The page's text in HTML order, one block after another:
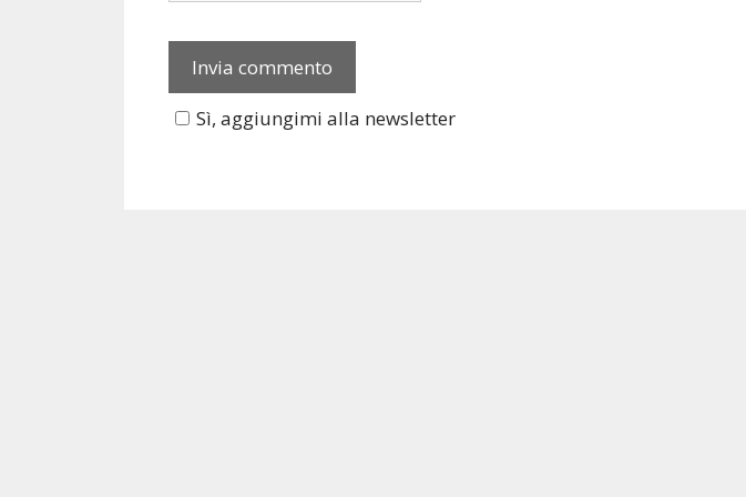
Sì, aggiungimi alla newsletter